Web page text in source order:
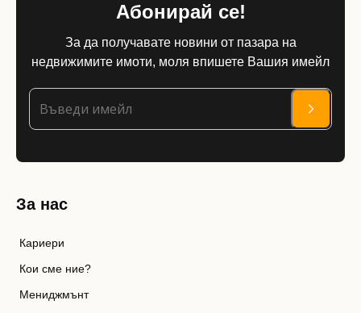
Абонирай се!
За да получавате новини от пазара на
недвижимите имоти, моля впишете Вашия имейл
За нас
Кариери
Кои сме ние?
Мениджмънт